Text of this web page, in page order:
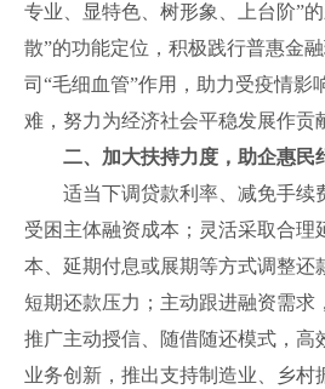
专业、显特色、树形象、上台阶”
散”的功能定位，积极践行普惠金
司“毛细血管”作用，助力受疫情影
难，努力为经济社会平稳发展作贡
二、加大扶持力度，助企惠民
适当下调贷款利率、减免手续
受困主体融资成本；灵活采取合理
本、延期付息或展期等方式调整还
短期还款压力；主动跟进融资需求
推广主动授信、随借随还模式，高
业务创新，推出支持制造业、乡村